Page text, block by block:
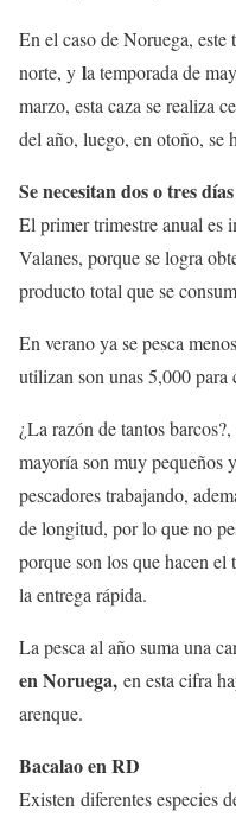
En el caso de Noruega, este
norte, y la temporada de
marzo, esta caza se realiza
del año, luego, en otoño, se
Se necesitan dos o tres
El primer trimestre anual es
Valanes, porque se logra
producto total que se
En verano ya se pesca
utilizan son unas 5,000
¿La razón de tantos
mayoría son muy pequeños
pescadores trabajando,
de longitud, por lo que no
porque son los que hacen el
la entrega rápida.
La pesca al año suma una
en Noruega, en esta cifra
arenque.
Bacalao en RD
Existen diferentes especies